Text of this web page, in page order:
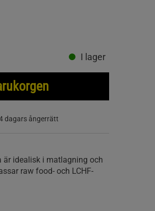
I lager
dagars ångerrätt
är idealisk i matlagning och
raw food- och LCHF-